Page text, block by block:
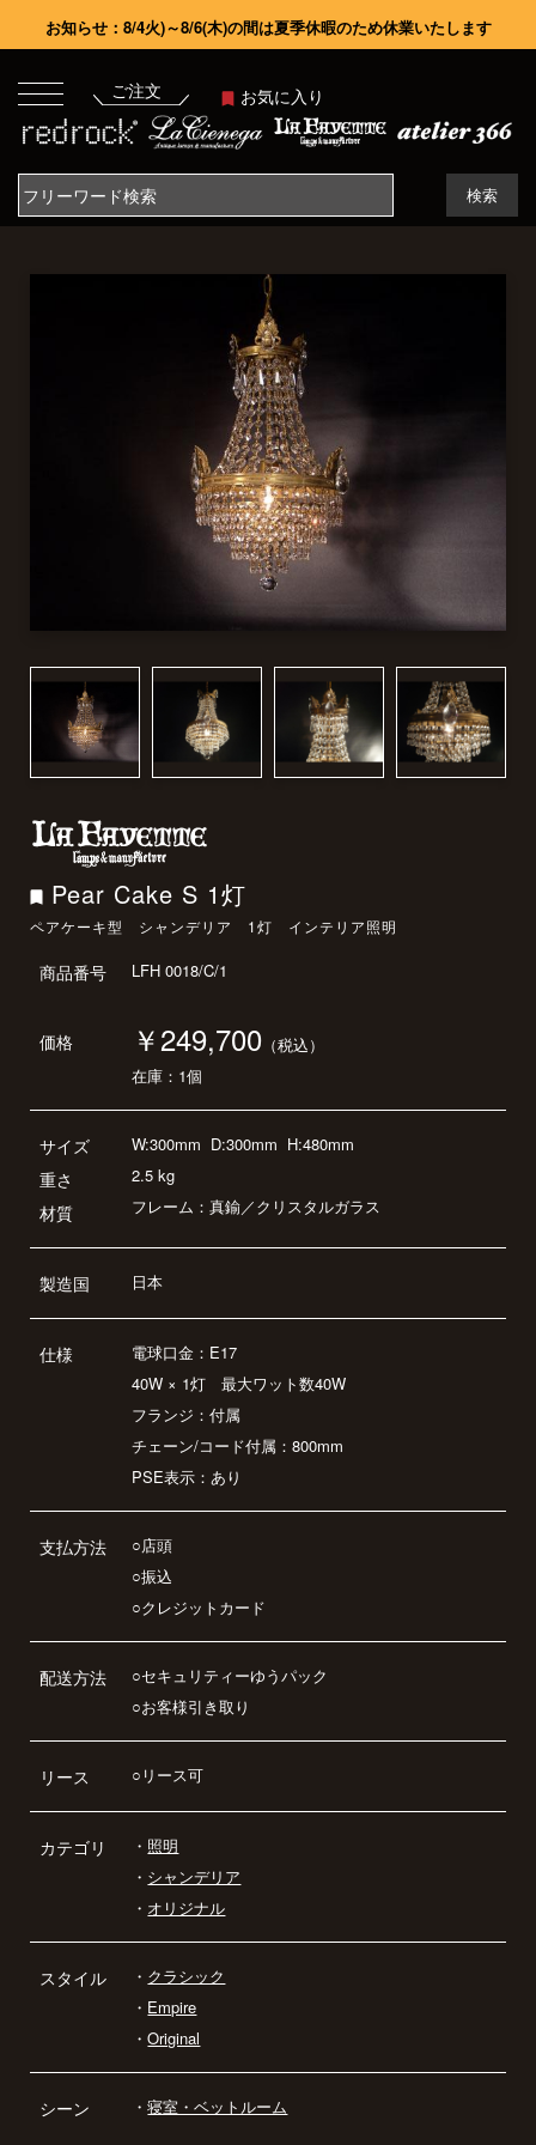
お知らせ：8/4火)～8/6(木)の間は夏季休暇のため休業いたします
ご注文 お気に入り
検索
Pear Cake S 1灯
ペアケーキ型 シャンデリア 1灯 インテリア照明
商品番号 LFH 0018/C/1
価格 ￥249,700 （税込）
在庫：1個
サイズ
重さ
材質
W:300mm D:300mm H:480mm
2.5 kg
フレーム：真鍮／クリスタルガラス
製造国 日本
仕様
電球口金：E17
40W × 1灯 最大ワット数40W
フランジ：付属
チェーン/コード付属：800mm
PSE表示：あり
支払方法
○店頭
○振込
○クレジットカード
配送方法
○セキュリティーゆうパック
○お客様引き取り
リース ○リース可
カテゴリ ・ 照明
・ シャンデリア
・ オリジナル
スタイル ・ クラシック
・ Empire
・Original
シーン ・寝室・ベットルーム